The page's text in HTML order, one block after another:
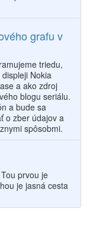
grafu v
triedu,
Nokia
a ako zdroj
blogu seriálu.
a bude sa
o zber údajov a
spôsobmi.
prvou je
je jasná cesta